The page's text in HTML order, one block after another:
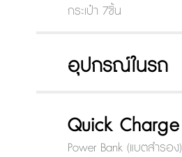
กระเป๋า 7ชิ้น
อุปกรณ์ในรถ
Quick Charge
Power Bank (แบตสำรอง)